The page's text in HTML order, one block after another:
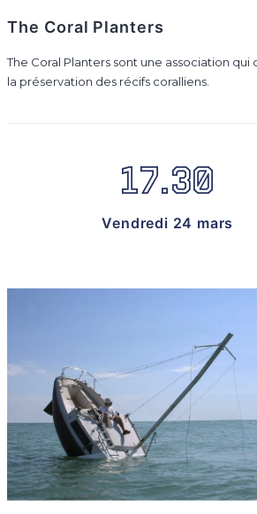
The Coral Planters
The Coral Planters sont une association
la préservation des récifs coralliens.
17.30
Vendredi 24 mars